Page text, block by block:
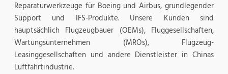
Reparaturwerkzeuge für Boeing und Airbus, grundlegender
Support und IFS-Produkte. Unsere Kunden sind
hauptsächlich Flugzeugbauer (OEMs), Fluggesellschaften,
Wartungsunternehmen (MROs), Flugzeug-
Leasinggesellschaften und andere Dienstleister in Chinas
Luftfahrtindustrie.